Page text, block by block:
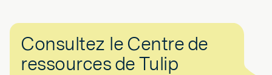
Consultez le Centre de
ressources de Tulip